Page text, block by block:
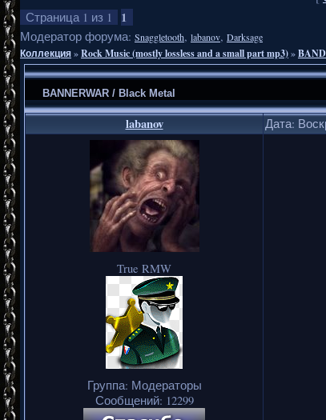
Страница 1 из 1 1
Модератор форума: Snaggletooth, labanov, Darksage
Коллекция»Rock Music (mostly lossless and a small part mp3)»
BANNERWAR / Black Metal
labanov Дата:
True RMW
Группа: Модераторы
Сообщений: 12299